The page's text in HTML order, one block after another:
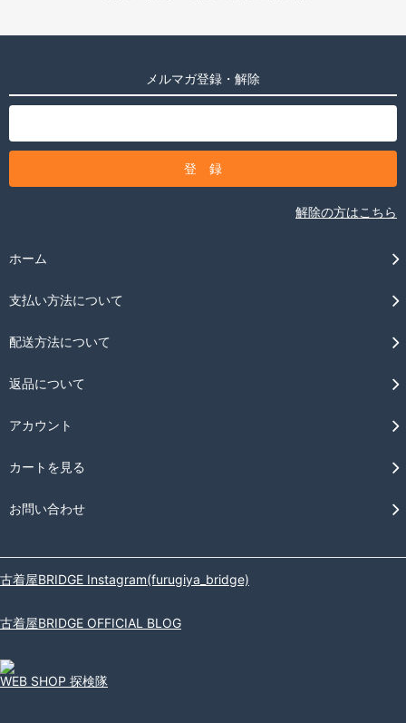
メルマガ登録・解除
解除の方はこちら
ホーム
支払い方法について
配送方法について
返品について
アカウント
カートを見る
お問い合わせ
古着屋BRIDGE Instagram(furugiya_bridge)
古着屋BRIDGE OFFICIAL BLOG
WEB SHOP 探検隊